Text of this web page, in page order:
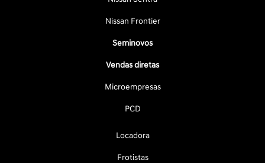
Nissan Frontier
Seminovos
Vendas diretas
Microempresas
PCD
Locadora
Frotistas